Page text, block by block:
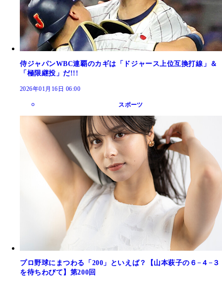
侍ジャパンWBC連覇のカギは「ドジャース上位互換打線」＆
「極限継投」だ!!!
2026年01月16日 06:00
スポーツ
プロ野球にまつわる「200」といえば？【山本萩子の６−４−３
を待ちわびて】第200回